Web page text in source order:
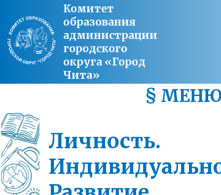
Комитет
образования
администрации
городского
округа «Город
Чита»
§
Личность.